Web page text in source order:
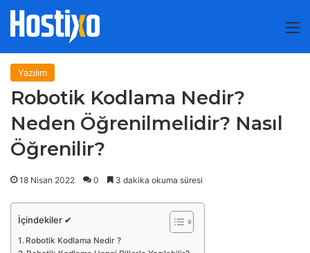
Yazılım
Robotik Kodlama Nedir?
Neden Öğrenilmelidir? Nasıl
Öğrenilir?
18 Nisan 2022 0 3 dakika okuma süresi
İçindekiler ✔
Robotik Kodlama Nedir ?